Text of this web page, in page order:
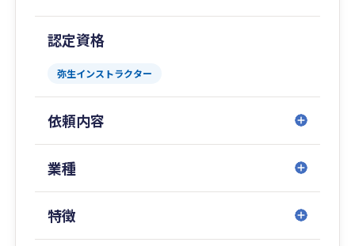
01. ワンストップ経営支援
人事労務、資金繰り、事業承継、保険、補助金な
ど、経営には多様な課題が発生します。
当グループでは、税務だけでなく、社労士・行政
書士・金融機関・専門家とのネットワークを活か
し、経営に関するあらゆる相談をワンストップで
対応。
お客様の「困った」に迅速かつ実践的に寄り添い
ます。
認定資格
弥生インストラクター
依頼内容
業種
特徴